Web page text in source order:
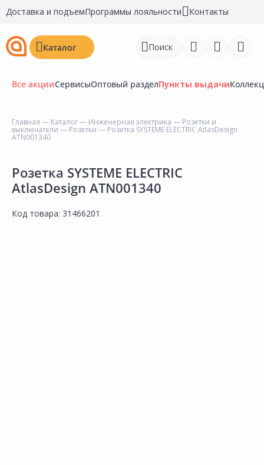
Доставка и подъемПрограммы лояльности Контакты
Каталог Поиск
Перейти к сравнению
Избранное
Все акцииСервисыОптовый разделПункты выдачи
Главная — Каталог— Инженерная электрика — Розетки и
выключатели — Розетки — Розетка SYSTEME ELECTRIC AtlasDesign
ATN001340
Розетка SYSTEME ELECTRIC
AtlasDesign ATN001340
Код товара: 31466201